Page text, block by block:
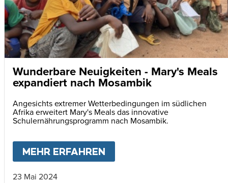
Wunderbare Neuigkeiten - Mary's Meals
expandiert nach Mosambik
Angesichts extremer Wetterbedingungen im südlichen
Afrika erweitert Mary's Meals das innovative
Schulernährungsprogramm nach Mosambik.
MEHR ERFAHREN
23 Mai 2024